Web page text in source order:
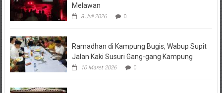
Melawan
8 Juli 2026 0
Ramadhan di Kampung Bugis, Wabup Supit
Jalan Kaki Susuri Gang-gang Kampung
10 Maret 2026 0